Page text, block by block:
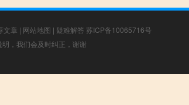
文章 | 网站地图 | 疑难解答 苏ICP备10065716号
，我们会及时纠正，谢谢